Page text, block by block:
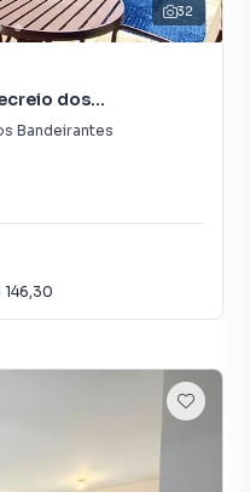
32
dos
Bandeirantes
146,30